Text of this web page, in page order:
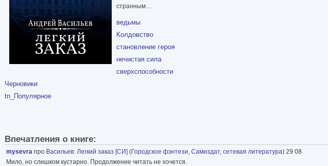
странным…
ведьмы
Колдовство
становление героя
нечистая сила
сверхспособности
Черновики
tn_Популярное
Впечатления о книге:
mysevra про Васильев: Легкий заказ [СИ] (Городское фэнтези, Самиздат, сетевая литература) 29 08
Мило, но слишком кустарно. Продолжение читать не хочется.